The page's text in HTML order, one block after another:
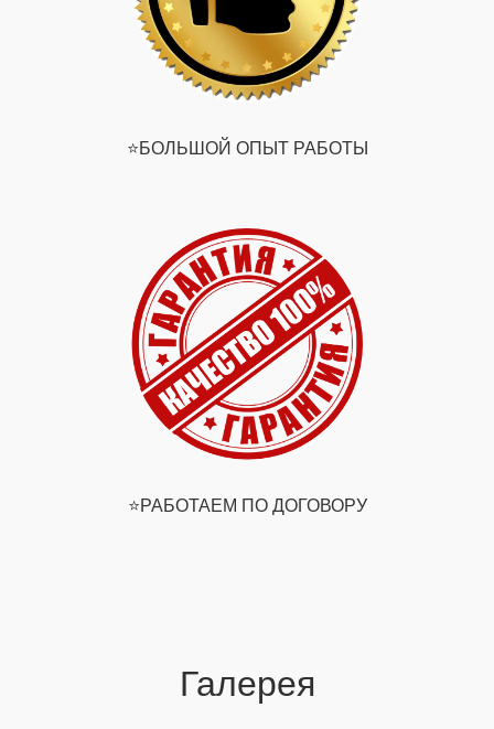
⭐️БОЛЬШОЙ ОПЫТ РАБОТЫ
⭐️РАБОТАЕМ ПО ДОГОВОРУ
Галерея